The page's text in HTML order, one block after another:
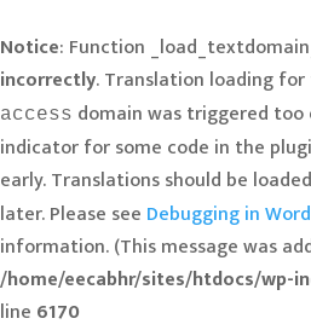
Notice: Function
incorrectly. Translation loading
access domain was triggered too
indicator for some code in the
early. Translations should be
later. Please see Debugging in
information. (This message was
/home/eecabhr/sites/htdocs/wp-
line 6170